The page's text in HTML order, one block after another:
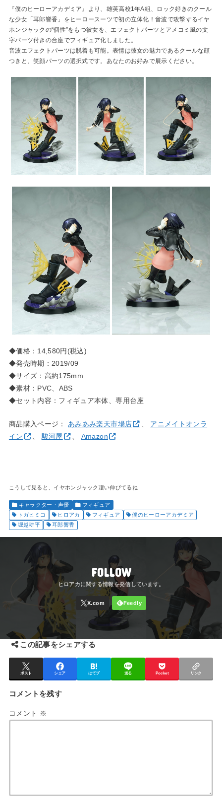
『僕のヒーローアカデミア』より、雄英高校1年A組、ロック好きのクール
な少女「耳郎響香」をヒーロースーツで初の立体化！音波で攻撃するイヤ
ホンジャックの“個性”をもつ彼女を、エフェクトパーツとアメコミ風の文
字パーツ付きの台座でフィギュア化しました。
音波エフェクトパーツは脱着も可能。表情は彼女の魅力であるクールな顔
つきと、笑顔パーツの選択式です。あなたのお好みで展示ください。
◆価格：14,580円(税込)
◆発売時期：2019/09
◆サイズ：高約175mm
◆素材：PVC、ABS
◆セット内容：フィギュア本体、専用台座
商品購入ページ： あみあみ楽天市場店
アニメイトオンラ
イン
駿河屋 Amazon
こうして見ると、イヤホンジャック凄い伸びてるね
キャラクター・声優
フィギュア
トガヒミコ
ヒロアカ フィギュア
僕のヒーローアカデミア
堀越耕平
耳郎響香
FOLLOW
この記事をシェアする
ポスト シェア はてブ 送る Pocket リンク
コメントを残す
コメント ※